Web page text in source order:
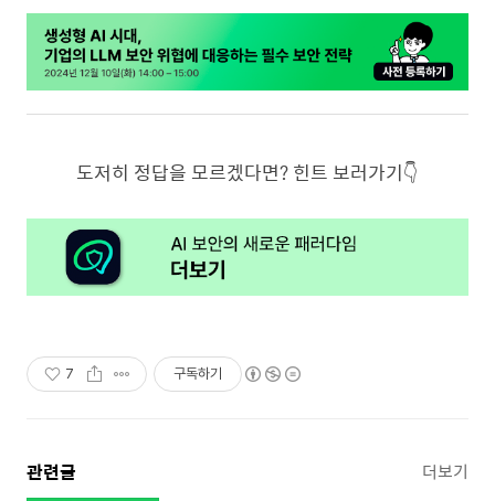
도저히 정답을 모르겠다면? 힌트 보러가기👇
7 구독하기
관련글 더보기